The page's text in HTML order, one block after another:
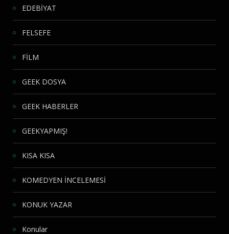
EDEBİYAT
FELSEFE
FİLM
GEEK DOSYA
GEEK HABERLER
GEEKYAPMIŞ!
KISA KISA
KOMEDYEN İNCELEMESİ
KONUK YAZAR
Konular